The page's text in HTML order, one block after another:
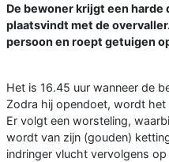
De bewoner krijgt een
plaatsvindt met de
persoon en roept getuigen
Het is 16.45 uur wanneer de
Zodra hij opendoet, wordt
Er volgt een worsteling,
wordt van zijn (gouden)
indringer vlucht vervolgens